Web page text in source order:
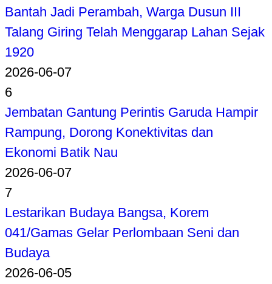
Bantah Jadi Perambah, Warga Dusun III
Talang Giring Telah Menggarap Lahan Sejak
1920
2026-06-07
6
Jembatan Gantung Perintis Garuda Hampir
Rampung, Dorong Konektivitas dan
Ekonomi Batik Nau
2026-06-07
7
Lestarikan Budaya Bangsa, Korem
041/Gamas Gelar Perlombaan Seni dan
Budaya
2026-06-05